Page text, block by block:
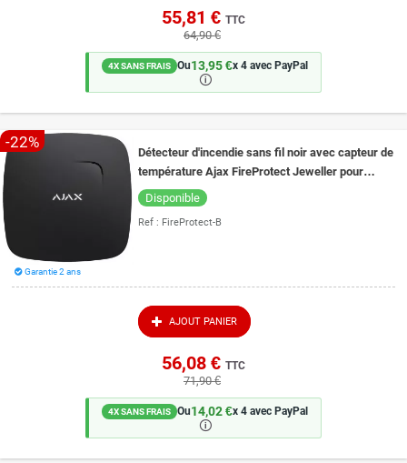
55,81 € TTC
64,90 €
4X SANS FRAIS Ou13,95 €x 4 avec PayPal
🛈
-22%
Détecteur d'incendie sans fil noir avec capteur de
température Ajax FireProtect Jeweller pour
alarme Ajax
Disponible
Ref : FireProtect-B
Garantie 2 ans
AJOUT PANIER
56,08 € TTC
71,90 €
4X SANS FRAIS Ou14,02 €x 4 avec PayPal
🛈